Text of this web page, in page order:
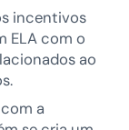
incentivos
ELA com o
ao
a